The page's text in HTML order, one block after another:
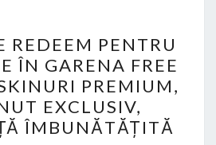
DE
REDEEM
PENTRU
VIP
BUNDLE
REDEEM PENTRU
ÎN GARENA FREE
PREMIUM,
EXCLUSIV,
ÎMBUNĂTĂȚITĂ